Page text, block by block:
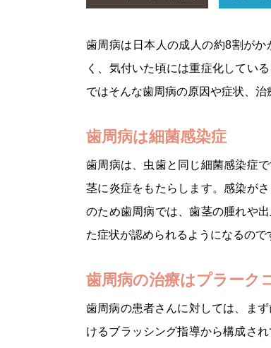
歯周病は日本人の成人の約8割が
く、気付いた頃には重症化してい
ではそんな歯周病の原因や症状、治
歯周病は細菌感染症
歯周病は、虫歯と同じ細菌感染症
茎に炎症をもたらします。感染が
のため歯周病では、歯茎の腫れや
た症状が認められるようになるので
歯周病の治療はプラーク
歯周病の患者さんに対しては、ま
けるブラッシング指導から構成さ